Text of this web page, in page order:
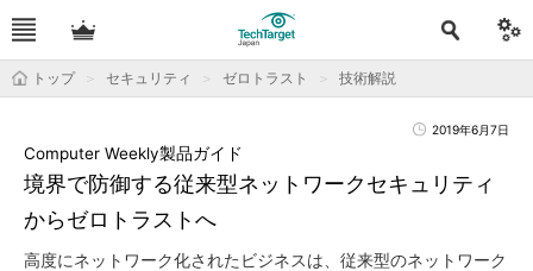
トップ セキュリティ ゼロトラスト 技術解説
2019年6月7日
境界で防御する従来型ネットワークセキュリティ
からゼロトラストへ
Computer Weekly製品ガイド
高度にネットワーク化されたビジネスは、従来型のネットワーク